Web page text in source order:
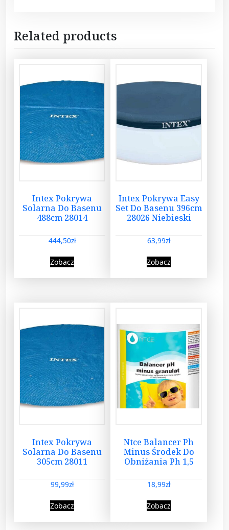
Related products
Intex Pokrywa
Solarna Do Basenu
488cm 28014
444,50zł
Zobacz
Intex Pokrywa Easy
Set Do Basenu 396cm
28026 Niebieski
63,99zł
Zobacz
Intex Pokrywa
Solarna Do Basenu
305cm 28011
99,99zł
Zobacz
Ntce Balancer Ph
Minus Środek Do
Obniżania Ph 1,5
18,99zł
Zobacz